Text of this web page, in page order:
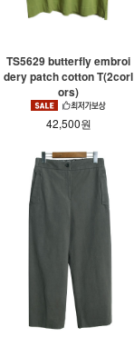
TS5629 butterfly embroi
dery patch cotton T(2corl
ors)
42,500원